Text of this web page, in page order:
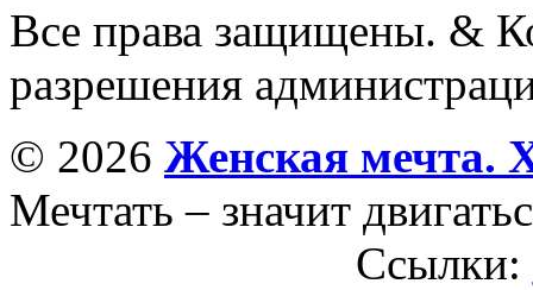
Все права защищены. &
разрешения
© 2026 Женская мечта.
Мечтать – значит
Ссылки: